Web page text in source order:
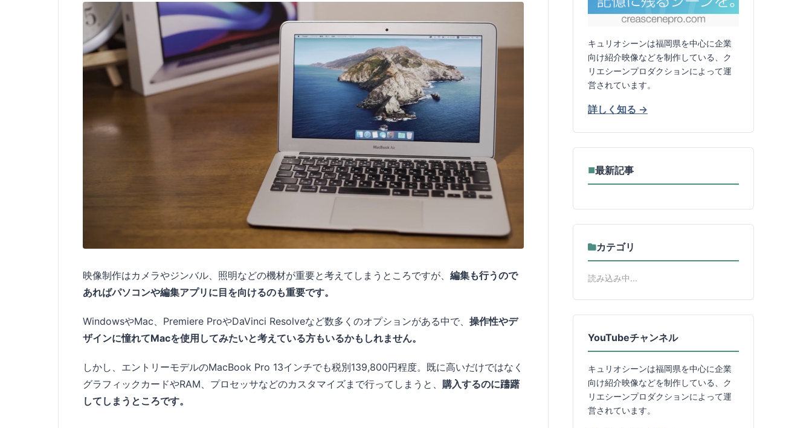
映像制作はカメラやジンバル、照明などの機材が重要と考えてしまうところですが、 編集も行うので
あればパソコンや編集アプリに目を向けるのも重要です。
WindowsやMac、Premiere ProやDaVinci Resolveなど数多くのオプションがある中で、 操作性やデ
ザインに憧れてMacを使用してみたいと考えている方もいるかもしれません。
しかし、エントリーモデルのMacBook Pro 13インチでも税別139,800円程度。既に高いだけではなく
グラフィックカードやRAM、プロセッサなどのカスタマイズまで行ってしまうと、 購入するのに躊躇
してしまうところです。
キュリオシーンは福岡県を中心に企業
向け紹介映像などを制作している、ク
リエシーンプロダクションによって運
営されています。
詳しく知る →
■最新記事
カテゴリ
読み込み中...
YouTubeチャンネル
キュリオシーンは福岡県を中心に企業
向け紹介映像などを制作している、ク
リエシーンプロダクションによって運
営されています。